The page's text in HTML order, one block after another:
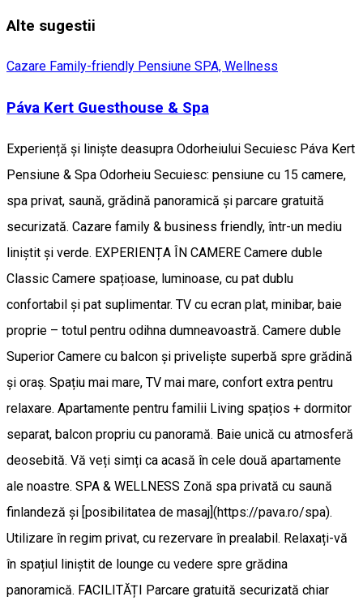
Alte sugestii
Cazare Family-friendly Pensiune SPA, Wellness
Páva Kert Guesthouse & Spa
Experiență și liniște deasupra Odorheiului Secuiesc Páva Kert
Pensiune & Spa Odorheiu Secuiesc: pensiune cu 15 camere,
spa privat, saună, grădină panoramică și parcare gratuită
securizată. Cazare family & business friendly, într-un mediu
liniștit și verde. EXPERIENȚA ÎN CAMERE Camere duble
Classic Camere spațioase, luminoase, cu pat dublu
confortabil și pat suplimentar. TV cu ecran plat, minibar, baie
proprie – totul pentru odihna dumneavoastră. Camere duble
Superior Camere cu balcon și priveliște superbă spre grădină
și oraș. Spațiu mai mare, TV mai mare, confort extra pentru
relaxare. Apartamente pentru familii Living spațios + dormitor
separat, balcon propriu cu panoramă. Baie unică cu atmosferă
deosebită. Vă veți simți ca acasă în cele două apartamente
ale noastre. SPA & WELLNESS Zonă spa privată cu saună
finlandeză și [posibilitatea de masaj](https://pava.ro/spa).
Utilizare în regim privat, cu rezervare în prealabil. Relaxați-vă
în spațiul liniștit de lounge cu vedere spre grădina
panoramică. FACILITĂȚI Parcare gratuită securizată chiar